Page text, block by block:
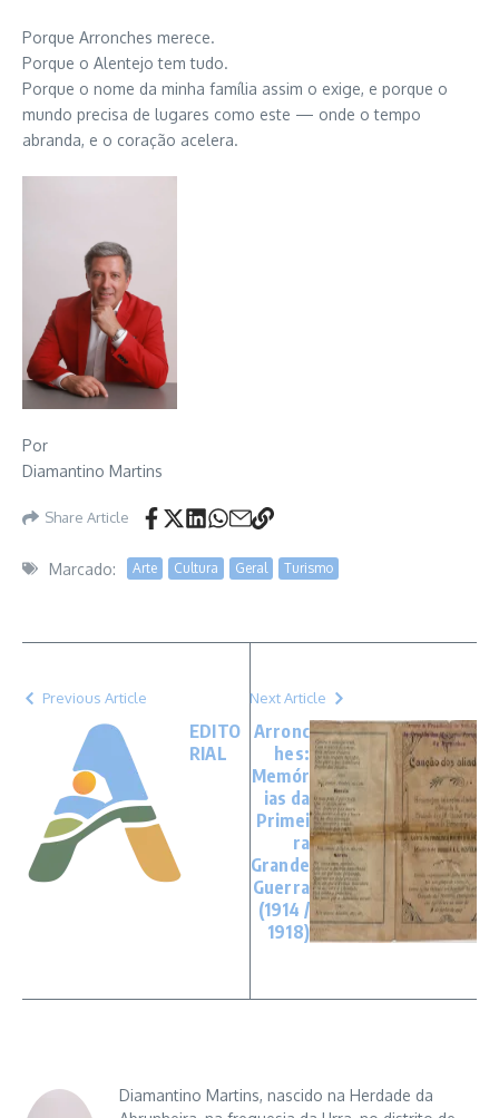
Porque Arronches merece.
Porque o Alentejo tem tudo.
Porque o nome da minha família assim o exige, e porque o
mundo precisa de lugares como este — onde o tempo
abranda, e o coração acelera.
Por
Diamantino Martins
Share Article
Marcado: Arte Cultura Geral Turismo
Previous Article
EDITO
RIAL
Next Article
Arronc
hes:
Memór
ias da
Primei
ra
Grande
Guerra
(1914 /
1918)
Diamantino Martins, nascido na Herdade da